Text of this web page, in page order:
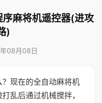
麻将机遥控器(进攻
)
08月08日
现在的全自动麻将机
乱后通过机械搅拌，